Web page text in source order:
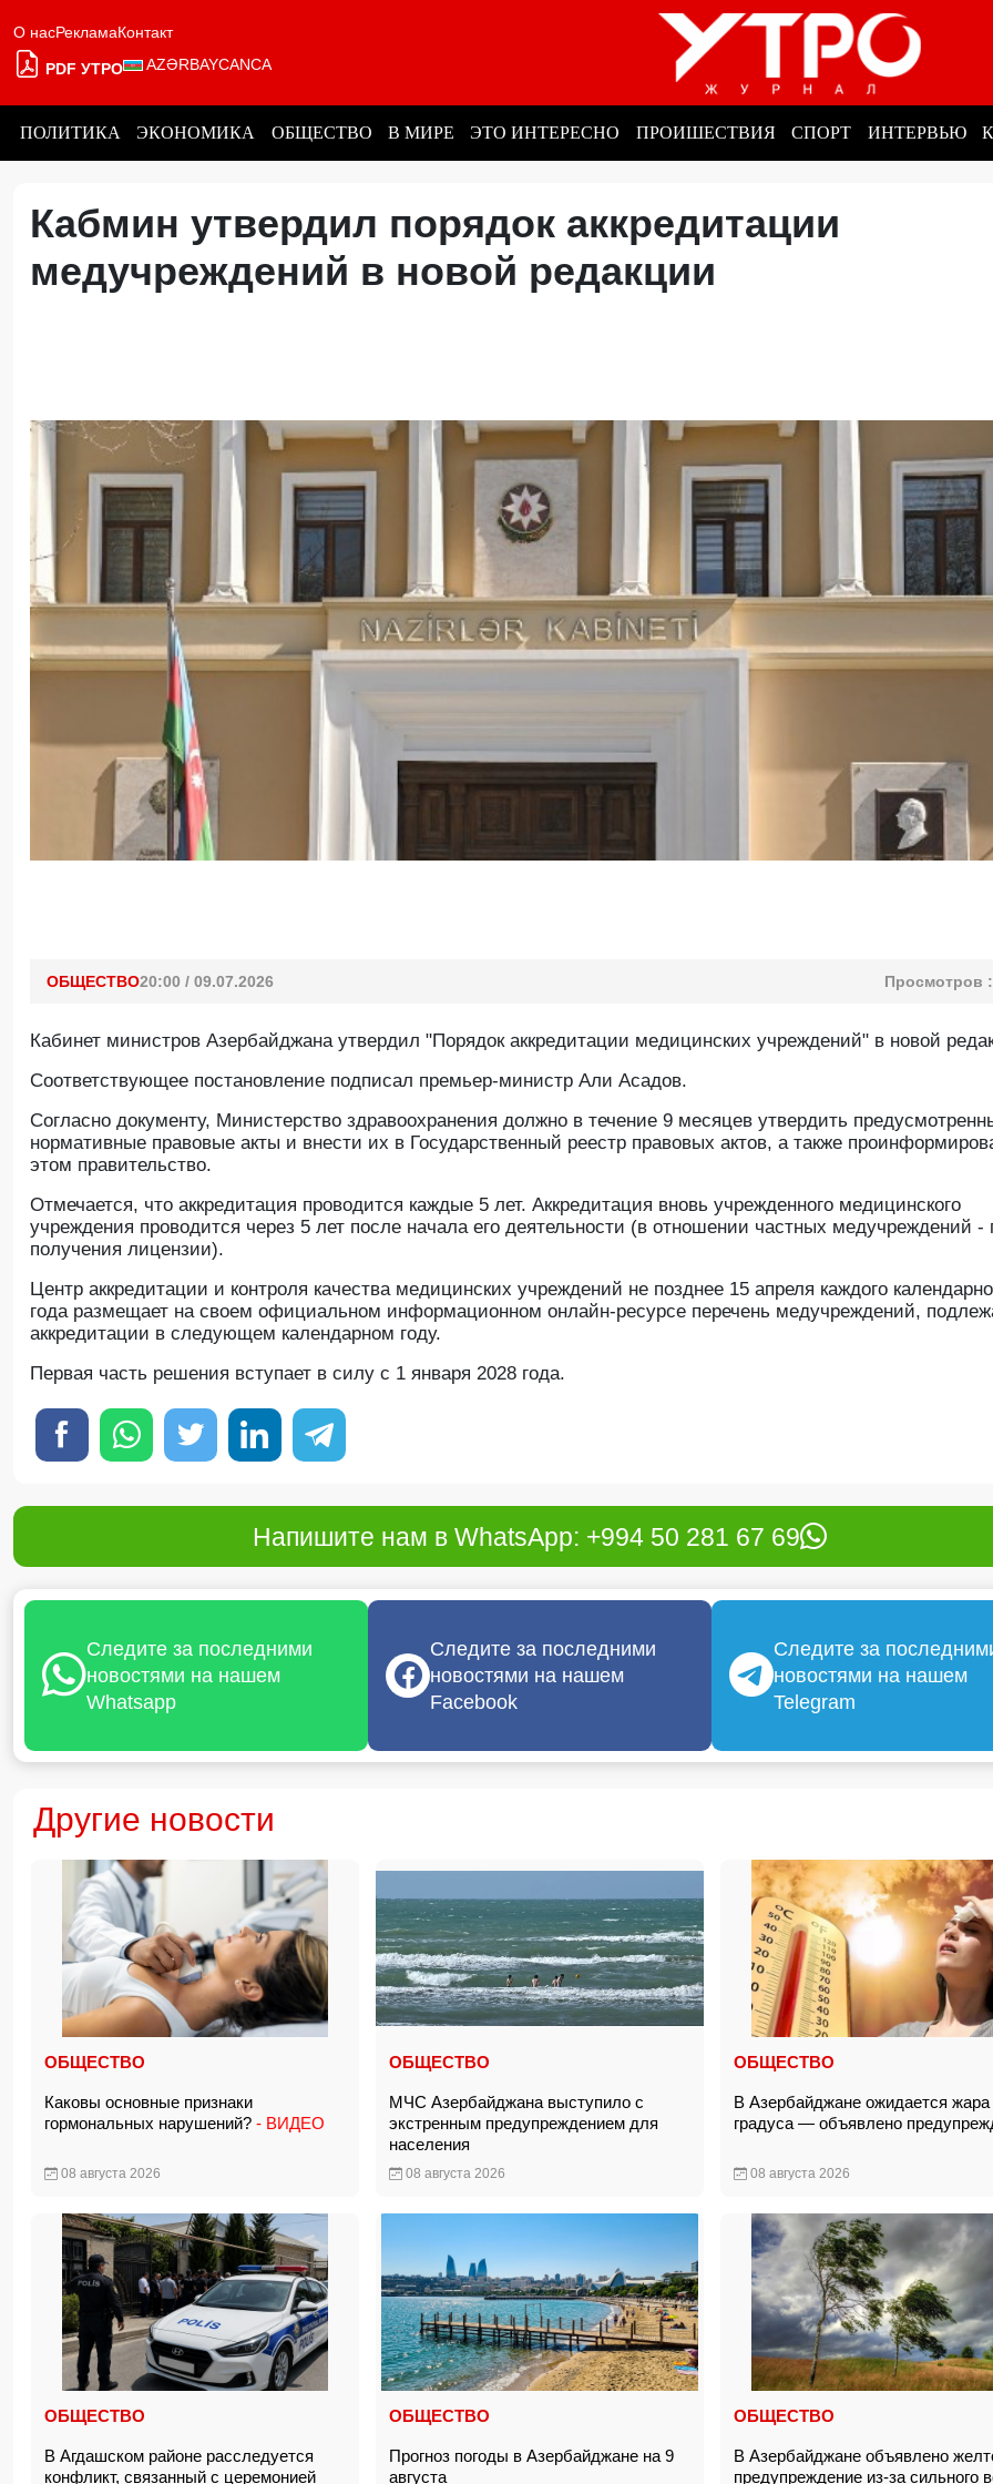
О насРекламаКонтакт
PDF УТРО AZƏRBAYCANCA
ПОЛИТИКА ЭКОНОМИКА ОБЩЕСТВО В МИРЕ ЭТО ИНТЕРЕСНО ПРОИШЕСТВИЯ СПОРТ ИНТЕРВЬЮ
Кабмин утвердил порядок аккредитации
медучреждений в новой редакции
ОБЩЕСТВО20:00 / 09.07.2026 Просмотров :
Кабинет министров Азербайджана утвердил "Порядок аккредитации медицинских учреждений" в новой
Соответствующее постановление подписал премьер-министр Али Асадов.
Согласно документу, Министерство здравоохранения должно в течение 9 месяцев утвердить
нормативные правовые акты и внести их в Государственный реестр правовых актов, а также
этом правительство.
Отмечается, что аккредитация проводится каждые 5 лет. Аккредитация вновь учрежденного медицинского
учреждения проводится через 5 лет после начала его деятельности (в отношении частных медучреждений -
получения лицензии).
Центр аккредитации и контроля качества медицинских учреждений не позднее 15 апреля каждого
года размещает на своем официальном информационном онлайн-ресурсе перечень медучреждений,
аккредитации в следующем календарном году.
Первая часть решения вступает в силу с 1 января 2028 года.
Напишите нам в WhatsApp: +994 50 281 67 69
Следите за последними
новостями на нашем
Whatsapp
Следите за последними
новостями на нашем
Facebook
Следите за
новостями на нашем
Telegram
Другие новости
ОБЩЕСТВО
Каковы основные признаки
гормональных нарушений? - ВИДЕО
08 августа 2026
ОБЩЕСТВО
МЧС Азербайджана выступило с
экстренным предупреждением для
населения
08 августа 2026
ОБЩЕСТВО
В Азербайджане ожидается жара
градуса — объявлено
08 августа 2026
ОБЩЕСТВО
В Агдашском районе расследуется
конфликт, связанный с церемонией
ОБЩЕСТВО
Прогноз погоды в Азербайджане на 9
августа
ОБЩЕСТВО
В Азербайджане объявлено
предупреждение из-за сильного